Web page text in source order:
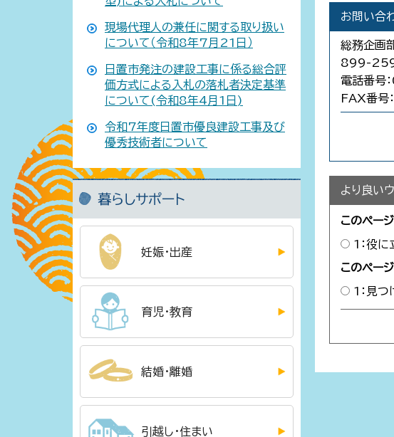
現場代理人の兼任に関する取り扱い
について（令和8年7月21日）
日置市発注の建設工事に係る総合評
価方式による入札の落札者決定基準
について(令和8年4月1日)
令和7年度日置市優良建設工事及び
優秀技術者について
暮らしサポート
妊娠・出産
育児・教育
結婚・離婚
引越し・住まい
お問い合
総務企画
899-
電話番
FAX番
より良い
このペー
1：役に
このペー
1：見つ